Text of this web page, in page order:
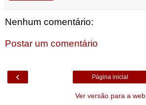
Nenhum comentário:
Postar um comentário
‹ Página inicial
Ver versão para a web